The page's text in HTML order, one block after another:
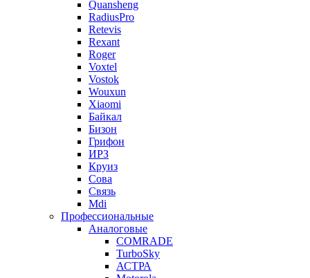
Quansheng
RadiusPro
Retevis
Rexant
Roger
Voxtel
Vostok
Wouxun
Xiaomi
Байкал
Бизон
Грифон
ИРЗ
Круиз
Сова
Связь
Mdi
Профессиональные
Аналоговые
COMRADE
TurboSky
АСТРА